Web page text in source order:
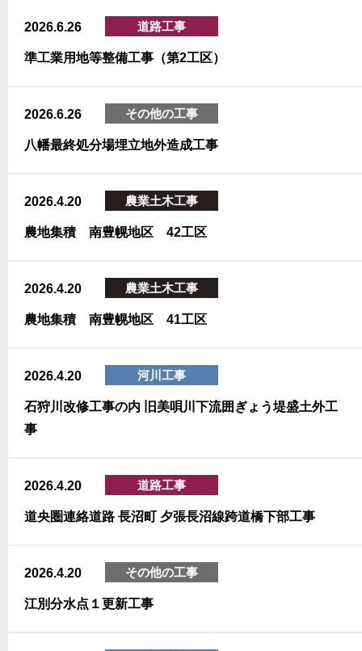
2026.6.26 道路工事
準工業用地等整備工事（第2工区）
2026.6.26 その他の工事
八幡最終処分場埋立地外造成工事
2026.4.20 農業土木工事
農地集積 南豊幌地区 42工区
2026.4.20 農業土木工事
農地集積 南豊幌地区 41工区
2026.4.20 河川工事
石狩川改修工事の内 旧美唄川下流囲ぎょう堤盛土外工
事
2026.4.20 道路工事
道央圏連絡道路 長沼町 夕張長沼線跨道橋下部工事
2026.4.20 その他の工事
江別分水点１更新工事